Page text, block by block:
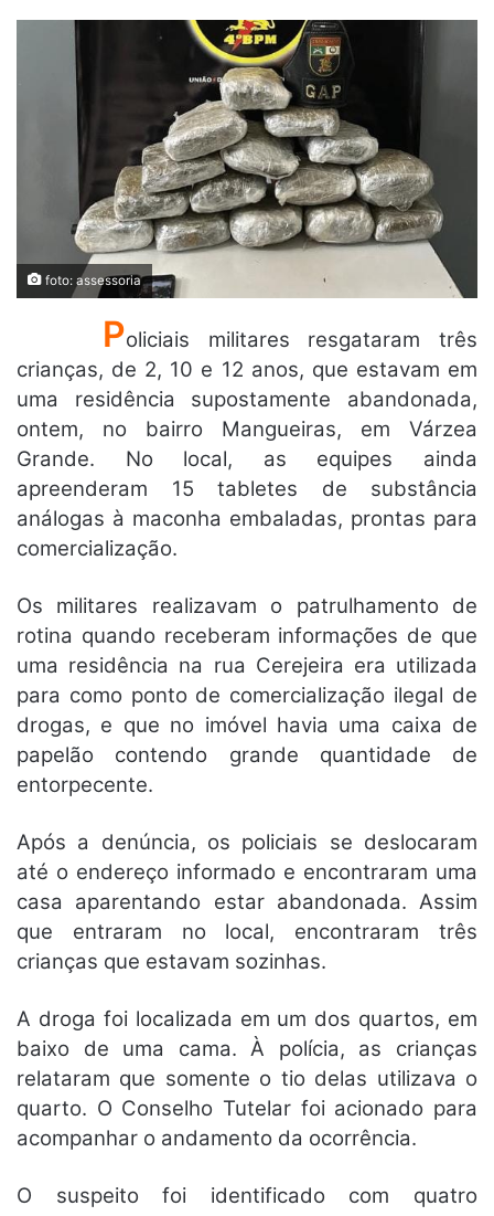
foto: assessoria
Policiais militares resgataram três
crianças, de 2, 10 e 12 anos, que estavam em
uma residência supostamente abandonada,
ontem, no bairro Mangueiras, em Várzea
Grande. No local, as equipes ainda
apreenderam 15 tabletes de substância
análogas à maconha embaladas, prontas para
comercialização.
Os militares realizavam o patrulhamento de
rotina quando receberam informações de que
uma residência na rua Cerejeira era utilizada
para como ponto de comercialização ilegal de
drogas, e que no imóvel havia uma caixa de
papelão contendo grande quantidade de
entorpecente.
Após a denúncia, os policiais se deslocaram
até o endereço informado e encontraram uma
casa aparentando estar abandonada. Assim
que entraram no local, encontraram três
crianças que estavam sozinhas.
A droga foi localizada em um dos quartos, em
baixo de uma cama. À polícia, as crianças
relataram que somente o tio delas utilizava o
quarto. O Conselho Tutelar foi acionado para
acompanhar o andamento da ocorrência.
O suspeito foi identificado com quatro